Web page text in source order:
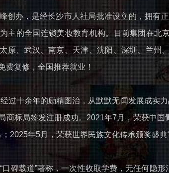
创办，是经长沙市人社局批准设立的，拥有
主的全国连锁美妆教育机构。目前集团在
原、武汉、南京、天津、沈阳、深圳、兰州
费复修，全国推荐就业！
过十余年的励精图治，从默默无闻发展成
商标局签发注册成功。2021年7月，荣获中
2025年5月，荣获世界民族文化传承颁奖盛典
口碑载道”著称，一次性收取学费，无任何